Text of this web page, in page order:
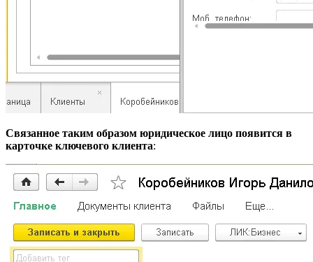
Связанное таким образом юридическое лицо появится в
карточке ключевого клиента: